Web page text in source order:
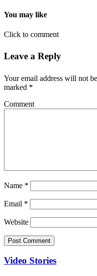
You may like
Click to comment
Leave a Reply
Your email address will not
marked *
Comment
Name *
Email *
Website
Video Stories